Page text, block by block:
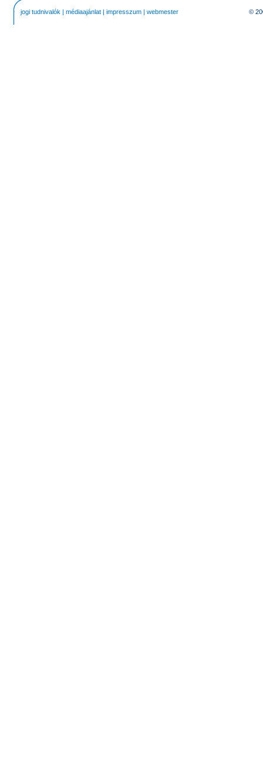
jogi tudnivalók | médiaajánlat | impresszum | webmester ©